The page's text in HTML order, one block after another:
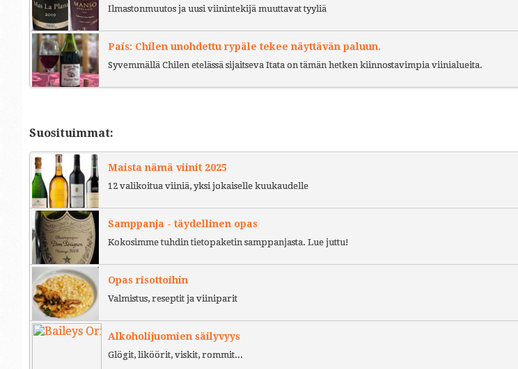
Ilmastonmuutos ja uusi viinintekijä muuttavat tyyliä
País: Chilen unohdettu rypäle tekee näyttävän paluun.
Syvemmällä Chilen etelässä sijaitseva Itata on tämän hetken kiinnostavimpia viinialueita.
Suosituimmat:
Maista nämä viinit 2025
12 valikoitua viiniä, yksi jokaiselle kuukaudelle
Samppanja - täydellinen opas
Kokosimme tuhdin tietopaketin samppanjasta. Lue juttu!
Opas risottoihin
Valmistus, reseptit ja viiniparit
Alkoholijuomien säilyvyys
Glögit, liköörit, viskit, rommit...